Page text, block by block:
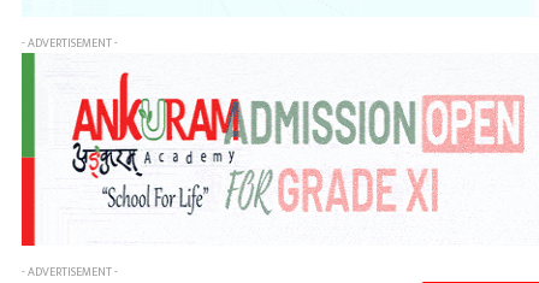
- ADVERTISEMENT -
- ADVERTISEMENT -